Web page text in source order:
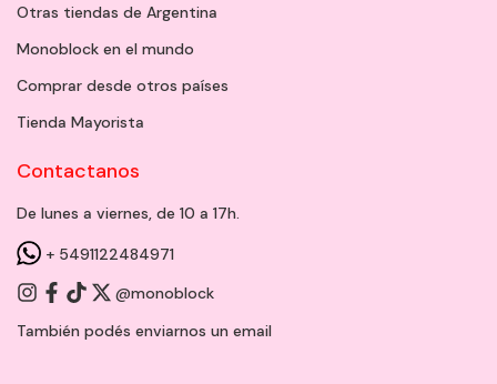
Otras tiendas de Argentina
Monoblock en el mundo
Comprar desde otros países
Tienda Mayorista
Contactanos
De lunes a viernes, de 10 a 17h.
+ 5491122484971
@monoblock
También podés enviarnos un email